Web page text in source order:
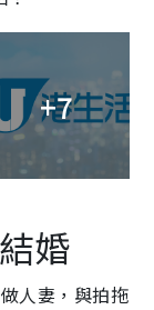
+7
婚
人妻，與拍拖